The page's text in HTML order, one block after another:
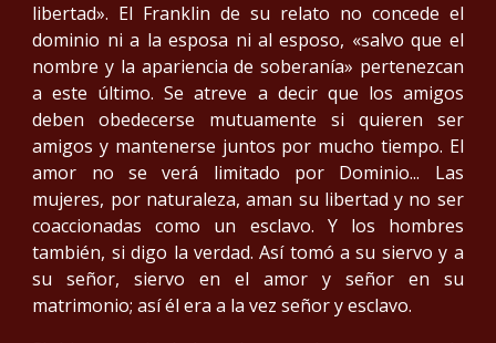
libertad». El Franklin de su relato no concede el
dominio ni a la esposa ni al esposo, «salvo que el
nombre y la apariencia de soberanía» pertenezcan
a este último. Se atreve a decir que los amigos
deben obedecerse mutuamente si quieren ser
amigos y mantenerse juntos por mucho tiempo. El
amor no se verá limitado por Dominio... Las
mujeres, por naturaleza, aman su libertad y no ser
coaccionadas como un esclavo. Y los hombres
también, si digo la verdad. Así tomó a su siervo y a
su señor, siervo en el amor y señor en su
matrimonio; así él era a la vez señor y esclavo.